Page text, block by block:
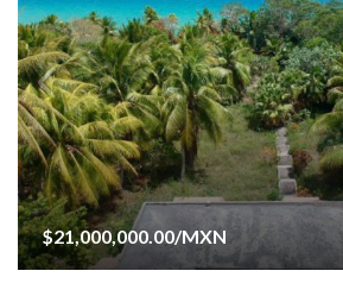
$21,000,000.00/MXN